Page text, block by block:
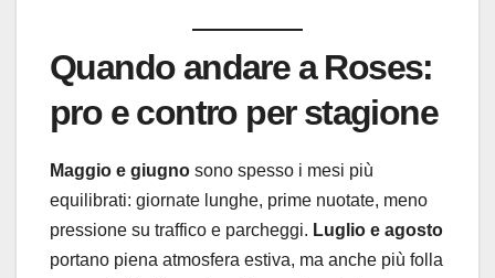
Quando andare a Roses:
pro e contro per stagione
Maggio e giugno sono spesso i mesi più
equilibrati: giornate lunghe, prime nuotate, meno
pressione su traffico e parcheggi. Luglio e agosto
portano piena atmosfera estiva, ma anche più folla